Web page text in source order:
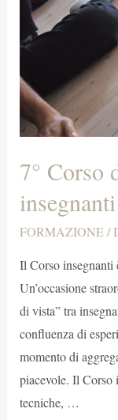
7° Corso
FORMAZIONE/
Il Corso insegnanti
Un’occasione
di vista” tra
confluenza di
momento di
piacevole. Il Corso
tecniche, …